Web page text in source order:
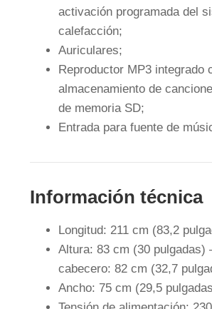
activación programada del
calefacción;
Auriculares;
Reproductor MP3 integrado
almacenamiento de
de memoria SD;
Entrada para fuente de
Información técnica
Longitud: 211 cm (83,2
Altura: 83 cm (30 pulgadas)
cabecero: 82 cm (32,7
Ancho: 75 cm (29,5